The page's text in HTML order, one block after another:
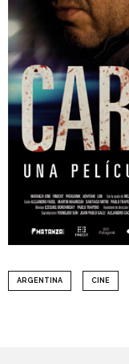
ARGENTINA CINE